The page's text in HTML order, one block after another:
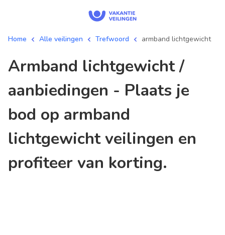
Home Alle veilingen Trefwoord armband lichtgewicht
armband lichtgewicht /
aanbiedingen - Plaats je
bod op armband
lichtgewicht veilingen en
profiteer van korting.